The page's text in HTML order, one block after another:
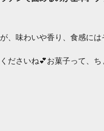
、味わいや香り、食感に
ださいね💕お菓子って、